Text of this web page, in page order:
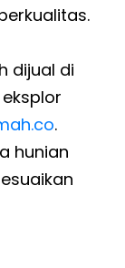
dijual di
.
hunian